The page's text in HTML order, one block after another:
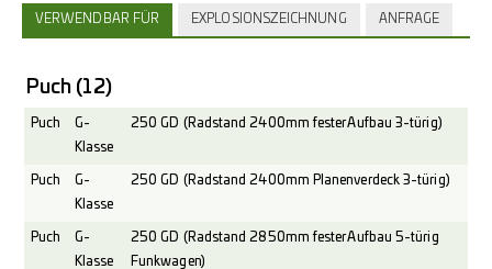
VERWENDBAR FÜR EXPLOSIONSZEICHNUNG ANFRAGE
Puch (12)
Puch
G-
Klasse
250 GD (Radstand 2400mm fester Aufbau 3-türig)
Puch
G-
Klasse
250 GD (Radstand 2400mm Planenverdeck 3-türig)
Puch
G-
Klasse
250 GD (Radstand 2850mm fester Aufbau 5-türig
Funkwagen)